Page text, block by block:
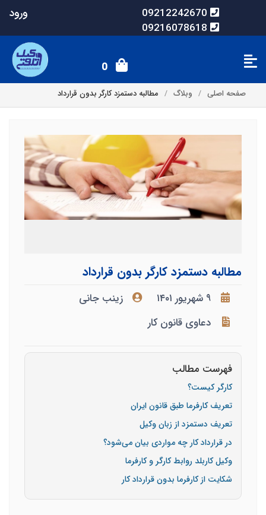
09212242670
09216078618
ورود
0
صفحه اصلی وبلاگ مطالبه دستمزد کارگر بدون قرارداد
مطالبه دستمزد کارگر بدون قرارداد
۹ شهریور ۱۴۰۱
زینب جانی
دعاوی قانون کار
فهرست مطالب
کارگر کیست؟
تعریف کارفرما طبق قانون ایران
تعریف دستمزد از زبان وکیل
در قرارداد کار چه مواردی بیان می‌شود؟
وکیل کاربلد روابط کارگر و کارفرما
شکایت از کارفرما بدون قرارداد کار